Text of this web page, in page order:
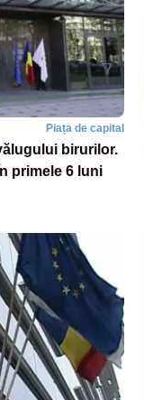
Piața de capital
birurilor.
primele 6 luni